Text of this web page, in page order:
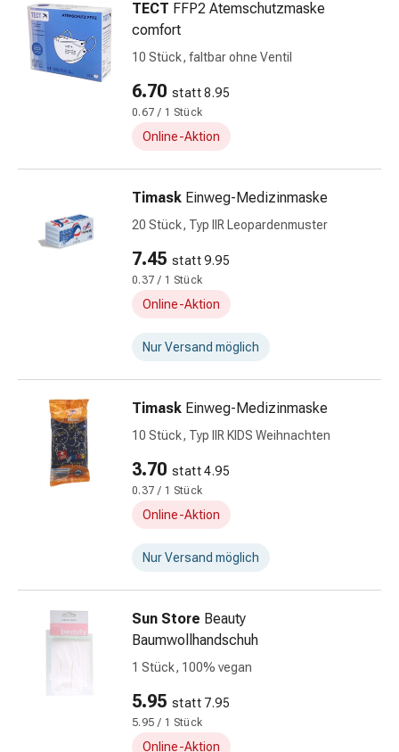
Prostata
Nieren-
und
Blasenbeschwerden
Schmerzen
Migräne
Schmerzmittel
Gelenkschmerzen
Kälte
Schmerztherapie
&
Alternativtherapie
Stress,
Schlaf
&
Beruhigung
Beruhigungsmittel
Schlafstörungen
Atemwege
Nasenmittel
Atemwegsbeschwerden
Infektionen
Stoffwechsel
Osteoporose
Immunsuppressivum
TECT FFP2 Atemschutzmaske
comfort
10 Stück, faltbar ohne Ventil
6.70 statt 8.95
0.67 / 1 Stück
Online-Aktion
Timask Einweg-Medizinmaske
20 Stück, Typ IIR Leopardenmuster
7.45 statt 9.95
0.37 / 1 Stück
Online-Aktion
Nur Versand möglich
Timask Einweg-Medizinmaske
10 Stück, Typ IIR KIDS Weihnachten
3.70 statt 4.95
0.37 / 1 Stück
Online-Aktion
Nur Versand möglich
Sun Store Beauty
Baumwollhandschuh
1 Stück, 100% vegan
5.95 statt 7.95
5.95 / 1 Stück
Online-Aktion